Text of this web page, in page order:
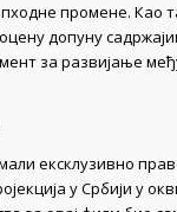
промене. Као
допуну
за развијање
ексклузивно
у Србији у